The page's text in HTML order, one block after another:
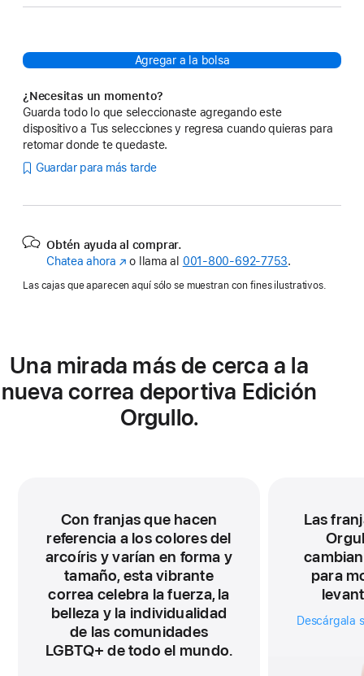
Agregar a la bolsa
¿Necesitas un momento?
Guarda todo lo que seleccionaste agregando este
dispositivo a Tus selecciones y regresa cuando quieras para
retomar donde te quedaste.
Guardar para más tarde
Obtén ayuda al comprar.
Chatea ahora (se
en
o llama al 001‑800‑692‑7753.
Las cajas que aparecen aquí sólo se muestran con fines ilustrativos.
Una mirada más de cerca a la
nueva correa deportiva Edición
Orgullo.
Con franjas que hacen
referencia a los colores del
arcoíris y varían en forma y
tamaño, esta vibrante
correa celebra la fuerza, la
belleza y la individualidad
de las comunidades
LGBTQ+ de todo el mundo.
Las
para
Descárgala